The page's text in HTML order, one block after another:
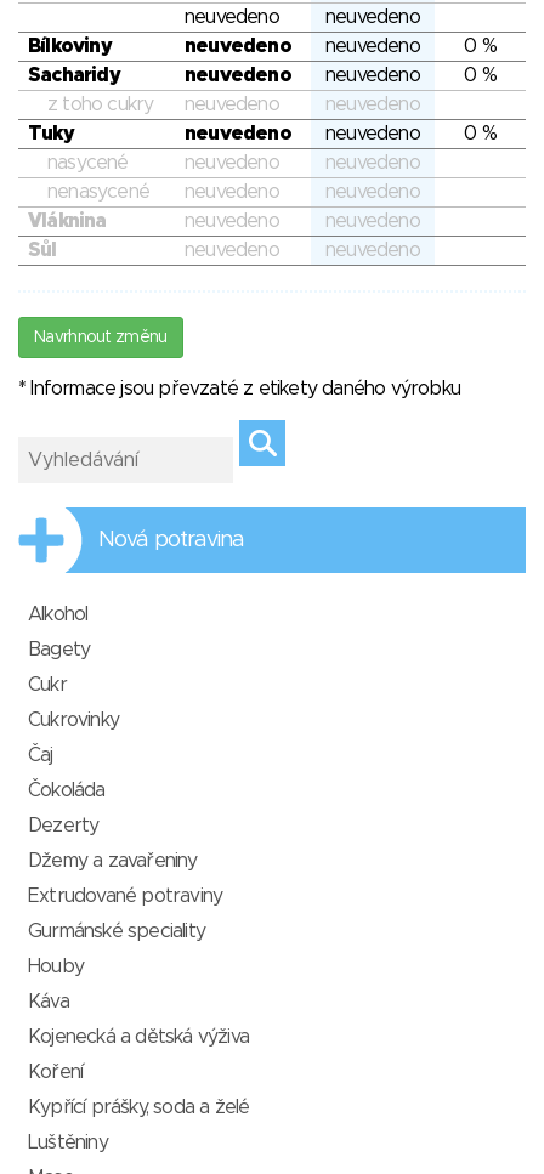
neuvedeno
neuvedeno
Bílkoviny
neuvedeno neuvedeno
0 %
Sacharidy
neuvedeno neuvedeno
0 %
z toho cukry
neuvedeno
neuvedeno
Tuky
neuvedeno neuvedeno
0 %
nasycené
neuvedeno
neuvedeno
nenasycené
neuvedeno
neuvedeno
Vláknina
neuvedeno
neuvedeno
Sůl
neuvedeno neuvedeno
Navrhnout změnu
* Informace jsou převzaté z etikety daného výrobku
Nová potravina
Alkohol
Bagety
Cukr
Cukrovinky
Čaj
Čokoláda
Dezerty
Džemy a zavařeniny
Extrudované potraviny
Gurmánské speciality
Houby
Káva
Kojenecká a dětská výživa
Koření
Kypřící prášky, soda a želé
Luštěniny